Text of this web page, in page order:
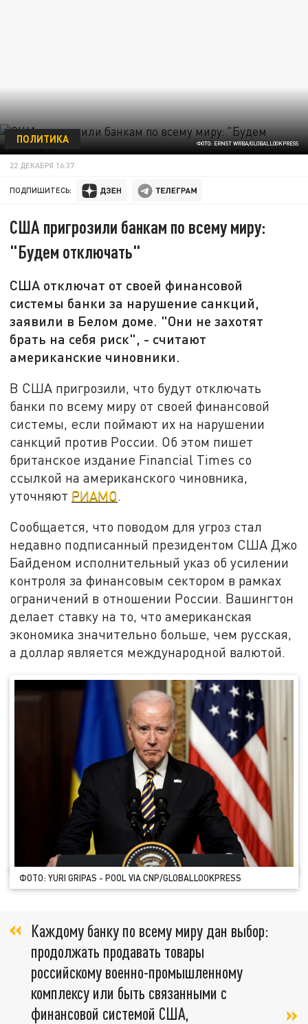
ФОТО: ERNST WRBA/GLOBALLOOKPRESS
ПОЛИТИКА
22 ДЕКАБРЯ 16:37
ПОДПИШИТЕСЬ:
США пригрозили банкам по всему миру:
"Будем отключать"
США отключат от своей финансовой
системы банки за нарушение санкций,
заявили в Белом доме. "Они не захотят
брать на себя риск", - считают
американские чиновники.
В США пригрозили, что будут отключать
банки по всему миру от своей финансовой
системы, если поймают их на нарушении
санкций против России. Об этом пишет
британское издание Financial Times со
ссылкой на американского чиновника,
уточняют РИАМО.
Сообщается, что поводом для угроз стал
недавно подписанный президентом США Джо
Байденом исполнительный указ об усилении
контроля за финансовым сектором в рамках
ограничений в отношении России. Вашингтон
делает ставку на то, что американская
экономика значительно больше, чем русская,
а доллар является международной валютой.
ФОТО: YURI GRIPAS - POOL VIA CNP/GLOBALLOOKPRESS
Каждому банку по всему миру дан выбор:
продолжать продавать товары
российскому военно-промышленному
комплексу или быть связанными с
финансовой системой США,